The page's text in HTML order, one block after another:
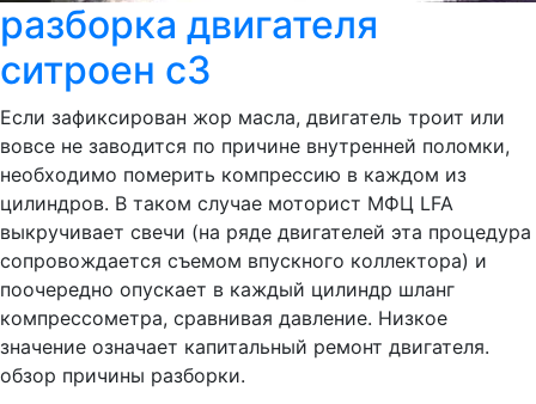
разборка двигателя
ситроен с3
Если зафиксирован жор масла, двигатель троит или
вовсе не заводится по причине внутренней поломки,
необходимо померить компрессию в каждом из
цилиндров. В таком случае моторист МФЦ LFA
выкручивает свечи (на ряде двигателей эта процедура
сопровождается съемом впускного коллектора) и
поочередно опускает в каждый цилиндр шланг
компрессометра, сравнивая давление. Низкое
значение означает капитальный ремонт двигателя.
обзор причины разборки.